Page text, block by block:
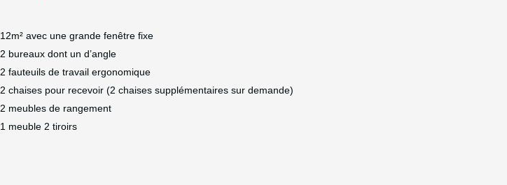
12m² avec une grande fenêtre fixe
2 bureaux dont un d’angle
2 fauteuils de travail ergonomique
2 chaises pour recevoir (2 chaises supplémentaires sur demande)
2 meubles de rangement
1 meuble 2 tiroirs